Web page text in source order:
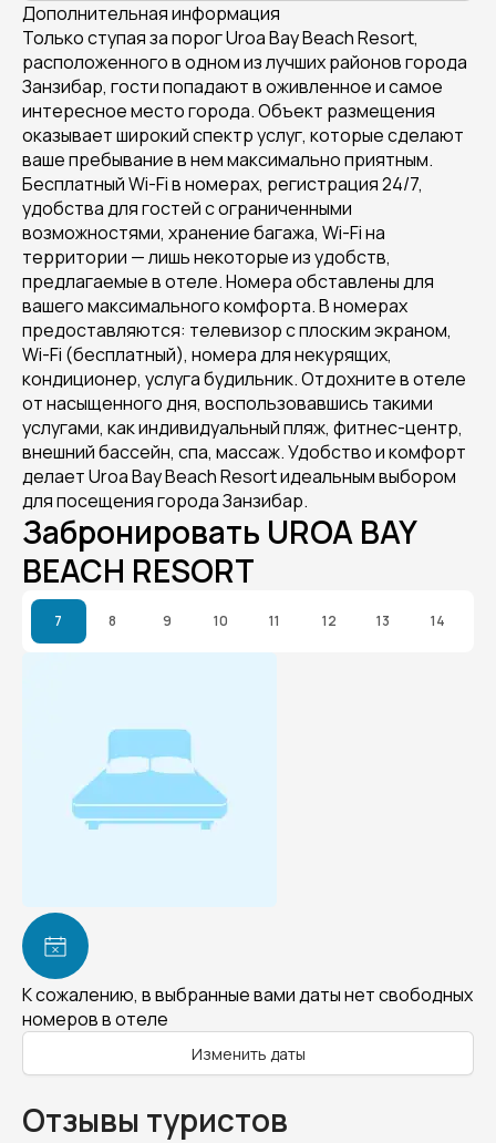
Дополнительная информация
Только ступая за порог Uroa Bay Beach Resort,
расположенного в одном из лучших районов города
Занзибар, гости попадают в оживленное и самое
интересное место города. Объект размещения
оказывает широкий спектр услуг, которые сделают
ваше пребывание в нем максимально приятным.
Бесплатный Wi-Fi в номерах, регистрация 24/7,
удобства для гостей с ограниченными
возможностями, хранение багажа, Wi-Fi на
территории — лишь некоторые из удобств,
предлагаемые в отеле. Номера обставлены для
вашего максимального комфорта. В номерах
предоставляются: телевизор с плоским экраном,
Wi-Fi (бесплатный), номера для некурящих,
кондиционер, услуга будильник. Отдохните в отеле
от насыщенного дня, воспользовавшись такими
услугами, как индивидуальный пляж, фитнес-центр,
внешний бассейн, спа, массаж. Удобство и комфорт
делает Uroa Bay Beach Resort идеальным выбором
для посещения города Занзибар.
Забронировать UROA BAY
BEACH RESORT
7 8 9 10 11 12 13 14
К сожалению, в выбранные вами даты нет свободных
номеров в отеле
Изменить даты
Отзывы туристов